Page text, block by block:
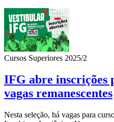
Cursos Superiores 2025/2
IFG abre inscrições
vagas remanescentes
Nesta seleção, há vagas para